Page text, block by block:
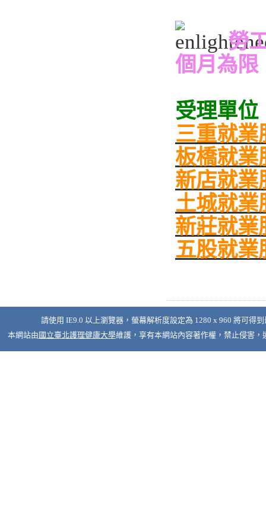
勞
個月為限
受理單位
三重就業
板橋就業
新店就業
土城就業
新莊就業
五股就業
請使用 IE9.0 以上瀏覽器，螢幕解析度設定為 1280 x 960 將可得
本網站由 國立臺北護理健康大學維護，享有本網站內容著作權，禁止侵害，